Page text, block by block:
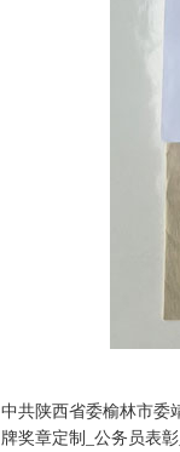
中共陕西省委榆林市委
牌奖章定制
_公务员表彰